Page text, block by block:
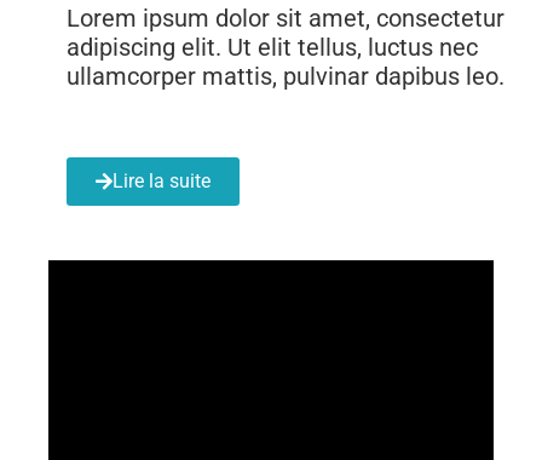
Lorem ipsum dolor sit amet, consectetur
adipiscing elit. Ut elit tellus, luctus nec
ullamcorper mattis, pulvinar dapibus leo.
Lire la suite